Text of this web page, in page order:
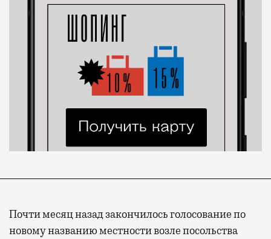
Почти месяц назад закончилось голосование по
новому названию местности возле посольства